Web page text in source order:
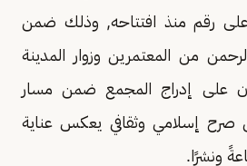
أعلى رقم منذ افتتاحه, وذلك ضمن
من المعتمرين وزوار المدينة
على إدراج المجمع ضمن مسار
صرح إسلامي وثقافي يعكس عناية
ونشرًا.